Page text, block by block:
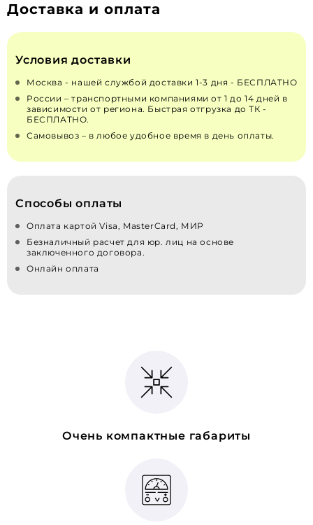
Доставка и оплата
Условия доставки
Москва - нашей службой доставки 1-3 дня - БЕСПЛАТНО
России – транспортными компаниями от 1 до 14 дней в
зависимости от региона. Быстрая отгрузка до ТК -
БЕСПЛАТНО.
Самовывоз – в любое удобное время в день оплаты.
Способы оплаты
Оплата картой Visa, MasterCard, МИР
Безналичный расчет для юр. лиц на основе
заключенного договора.
Онлайн оплата
Очень компактные габариты